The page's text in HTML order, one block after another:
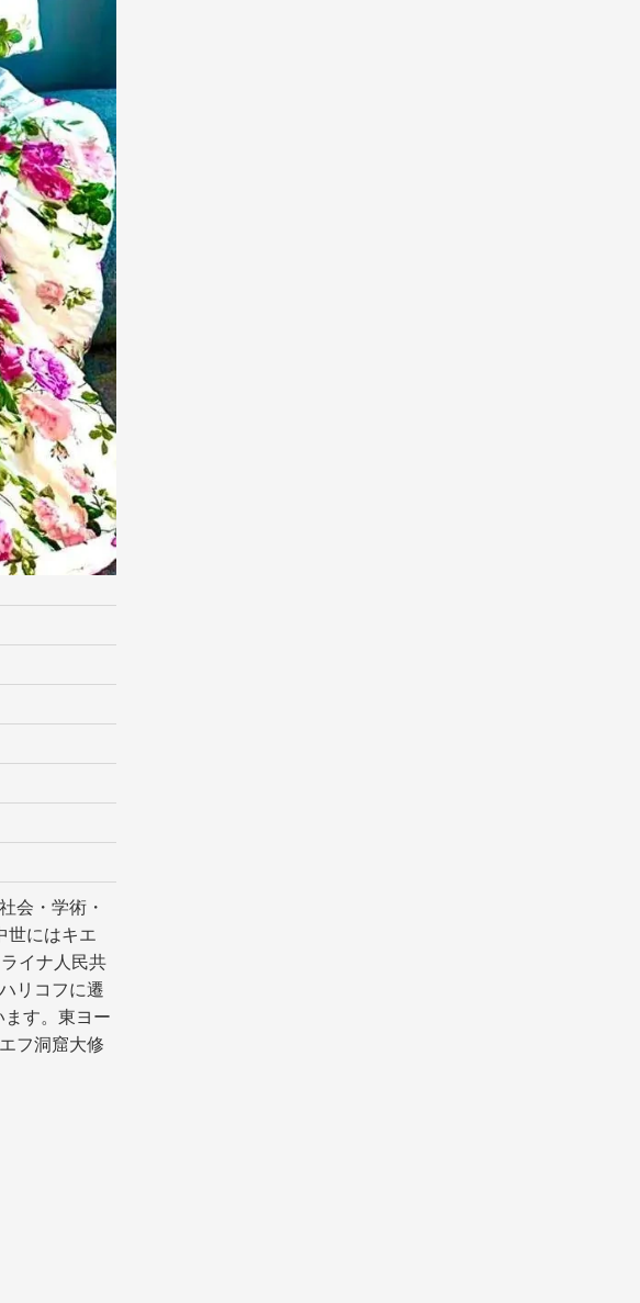
会・学術・
世にはキエ
イナ人民共
リコフに遷
す。東ヨー
フ洞窟大修